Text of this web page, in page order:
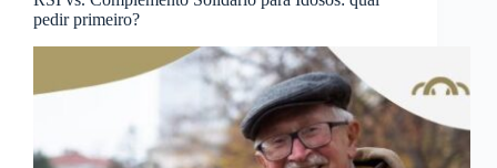
pedir primeiro?